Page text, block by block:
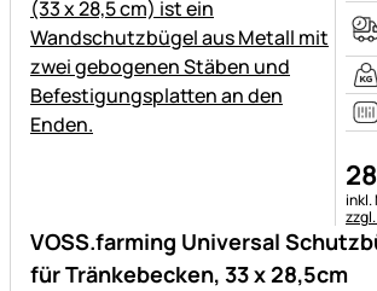
VOSS.farming Universal
für Tränkebecken, 33 x 28,5cm
28
inkl.